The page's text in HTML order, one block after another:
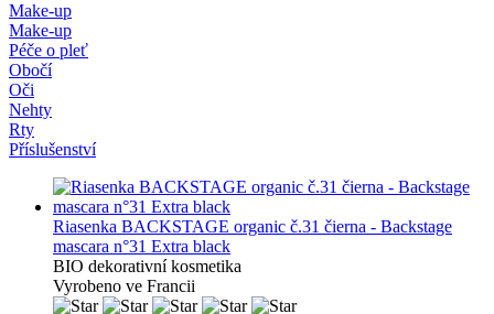
Make-up
Make-up
Péče o pleť
Obočí
Oči
Nehty
Rty
Příslušenství
Riasenka BACKSTAGE organic č.31 čierna - Backstage
mascara n°31 Extra black
BIO dekorativní kosmetika
Vyrobeno ve Francii